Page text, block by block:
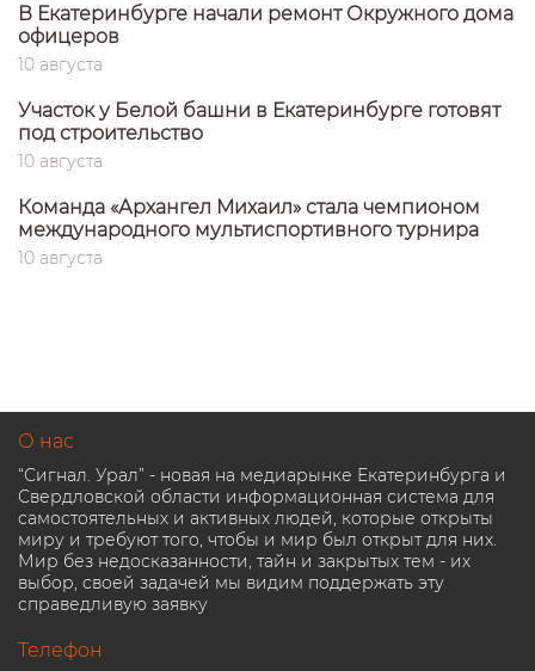
В Екатеринбурге начали ремонт Окружного дома
офицеров
10 августа
Участок у Белой башни в Екатеринбурге готовят
под строительство
10 августа
Команда «Архангел Михаил» стала чемпионом
международного мультиспортивного турнира
10 августа
О нас
“Сигнал. Урал” - новая на медиарынке Екатеринбурга и
Свердловской области информационная система для
самостоятельных и активных людей, которые открыты
миру и требуют того, чтобы и мир был открыт для них.
Мир без недосказанности, тайн и закрытых тем - их
выбор, своей задачей мы видим поддержать эту
справедливую заявку
Телефон